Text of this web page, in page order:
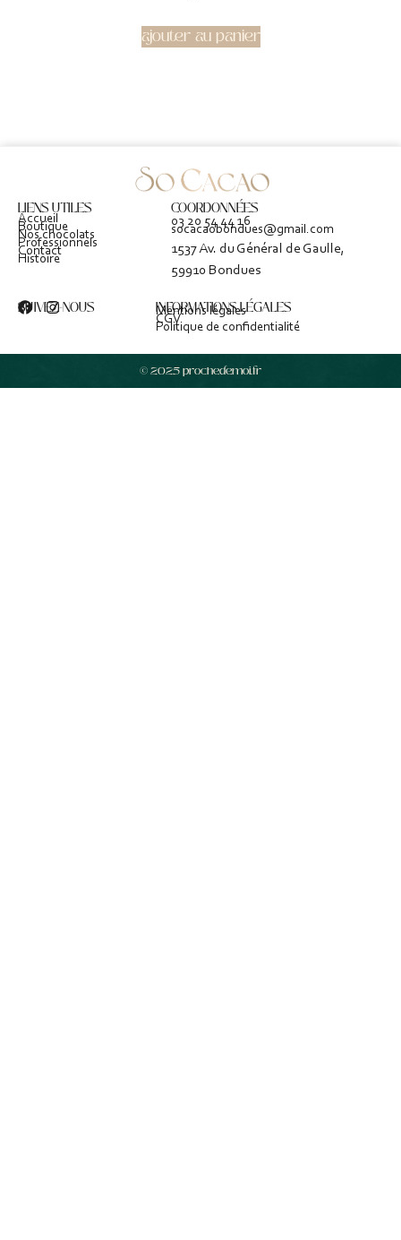
ajouter au panier
LIENS UTILES
Accueil
Boutique
Nos chocolats
Professionnels
Contact
Histoire
COORDONNÉES
03 20 54 44 16
socacaobondues@gmail.com
1537 Av. du Général de Gaulle,
59910 Bondues
SUIVEZ-NOUS INFORMATIONS LÉGALES
Mentions légales
CGV
Politique de confidentialité
© 2025 prochedemoi.fr